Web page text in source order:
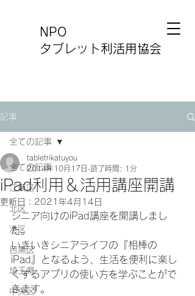
NPO
タブレット利活用協会
記事
全ての記事
江東区
北区
港区
目黒区
埼玉県
中央区
全ての記事
iPad利用＆活用講座開講
tabletrikatuyou
2014年10月17日 読了時間: 1分
更新日： 2021年4月14日
シニア向けのiPad講座を開講しまし
た。
いきいきシニアライフの『相棒の
iPad』となるよう、生活を便利に楽し
くするアプリの使い方を学ぶことがで
きます。